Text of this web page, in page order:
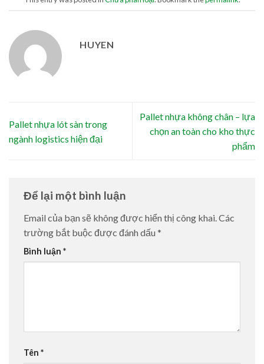
HUYEN
Pallet nhựa lót sàn trong
ngành logistics hiện đại
Pallet nhựa không chân – lựa
chọn an toàn cho kho thực
phẩm
Để lại một bình luận
Email của bạn sẽ không được hiển thị công khai.Các
trường bắt buộc được đánh dấu *
Bình luận *
Tên *